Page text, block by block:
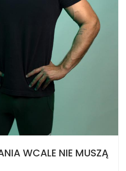
WCALE NIE MUSZĄ